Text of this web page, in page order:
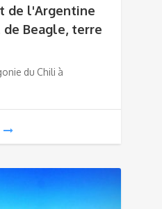
de l'Argentine
de Beagle, terre
du Chili à